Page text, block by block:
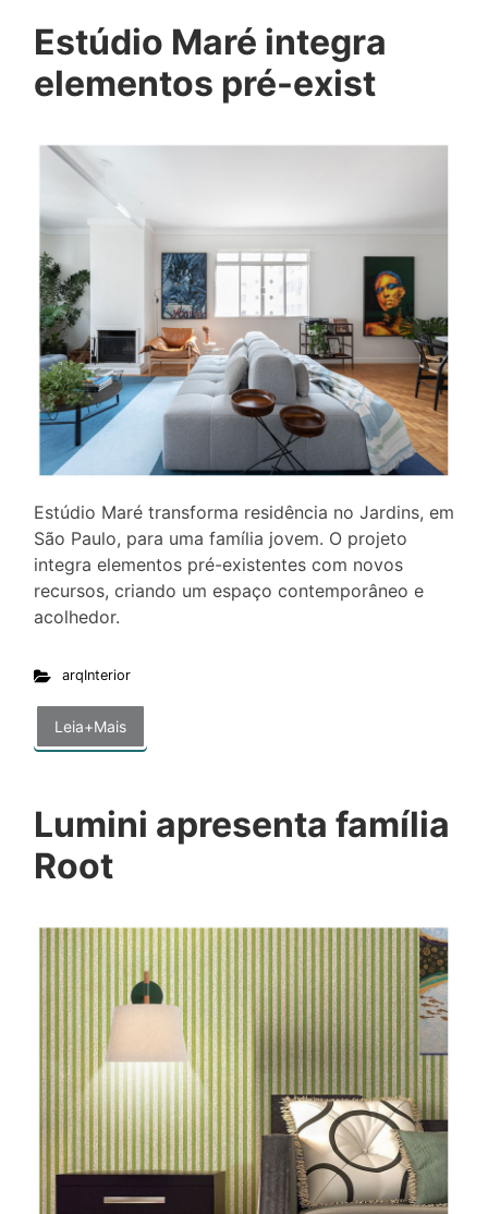
Estúdio Maré integra
elementos pré-exist
Estúdio Maré transforma residência no Jardins, em
São Paulo, para uma família jovem. O projeto
integra elementos pré-existentes com novos
recursos, criando um espaço contemporâneo e
acolhedor.
arqInterior
Leia+Mais
Lumini apresenta família
Root